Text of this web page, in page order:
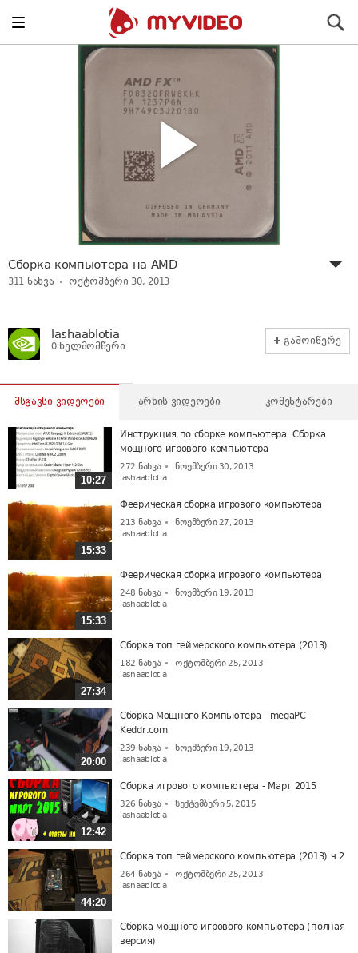
Toggle
Сборка компьютера на AMD
311 ნახვა ოქტომბერი 30, 2013
გამოიწერე
lashaablotia
0 ხელმომწერი
მსგავსი ვიდეოები არხის ვიდეოები კომენტარები
10:27
Инструкция по сборке компьютера. Сборка
мощного игрового компьютера
272 ნახვა
ნოემბერი 30, 2013
lashaablotia
15:33
Феерическая сборка игрового компьютера
213 ნახვა
ნოემბერი 27, 2013
lashaablotia
15:33
Феерическая сборка игрового компьютера
248 ნახვა
ნოემბერი 19, 2013
lashaablotia
27:34
Сборка топ геймерского компьютера (2013)
182 ნახვა
ოქტომბერი 25, 2013
lashaablotia
20:00
Сборка Мощного Компьютера - megaPC-
Keddr.com
239 ნახვა
ნოემბერი 19, 2013
lashaablotia
12:42
Сборка игрового компьютера - Март 2015
326 ნახვა
სექტემბერი 5, 2015
lashaablotia
44:20
Сборка топ геймерского компьютера (2013) ч 2
264 ნახვა
ოქტომბერი 25, 2013
lashaablotia
Сборка мощного игрового компьютера (полная
версия)